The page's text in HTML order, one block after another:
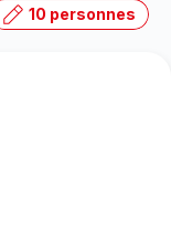
10 personnes